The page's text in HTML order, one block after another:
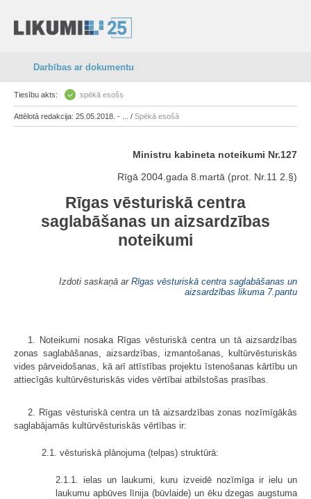
Darbības ar dokumentu
Tiesību akts: spēkā esošs
Attēlotā redakcija: 25.05.2018. - ... / Spēkā esošā
Ministru kabineta noteikumi Nr.127
Rīgā 2004.gada 8.martā (prot. Nr.11 2.§)
Rīgas vēsturiskā centra
saglabāšanas un aizsardzības
noteikumi
Izdoti saskaņā ar Rīgas vēsturiskā centra saglabāšanas un
aizsardzības likuma 7.pantu
1. Noteikumi nosaka Rīgas vēsturiskā centra un tā aizsardzības
zonas saglabāšanas, aizsardzības, izmantošanas, kultūrvēsturiskās
vides pārveidošanas, kā arī attīstības projektu īstenošanas kārtību un
attiecīgās kultūrvēsturiskās vides vērtībai atbilstošas prasības.
2. Rīgas vēsturiskā centra un tā aizsardzības zonas nozīmīgākās
saglabājamās kultūrvēsturiskās vērtības ir:
2.1. vēsturiskā plānojuma (telpas) struktūrā:
2.1.1. ielas un laukumi, kuru izveidē nozīmīga ir ielu un
laukumu apbūves līnija (būvlaide) un ēku dzegas augstuma